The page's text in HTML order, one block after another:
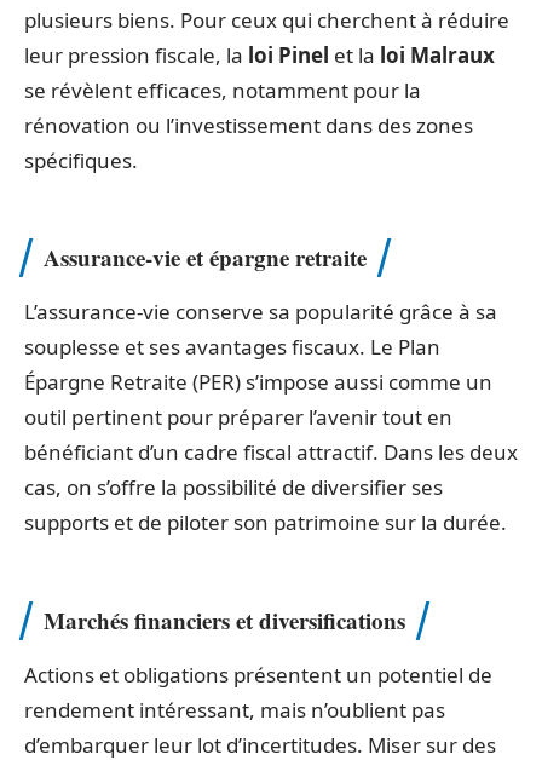
plusieurs biens. Pour ceux qui cherchent à réduire
leur pression fiscale, la loi Pinel et la loi Malraux
se révèlent efficaces, notamment pour la
rénovation ou l’investissement dans des zones
spécifiques.
Assurance-vie et épargne retraite
L’assurance-vie conserve sa popularité grâce à sa
souplesse et ses avantages fiscaux. Le Plan
Épargne Retraite (PER) s’impose aussi comme un
outil pertinent pour préparer l’avenir tout en
bénéficiant d’un cadre fiscal attractif. Dans les deux
cas, on s’offre la possibilité de diversifier ses
supports et de piloter son patrimoine sur la durée.
Marchés financiers et diversifications
Actions et obligations présentent un potentiel de
rendement intéressant, mais n’oublient pas
d’embarquer leur lot d’incertitudes. Miser sur des